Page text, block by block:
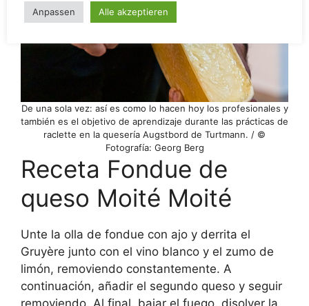
De una sola vez: así es como lo hacen hoy los profesionales y
también es el objetivo de aprendizaje durante las prácticas de
raclette en la quesería Augstbord de Turtmann. / ©
Fotografía: Georg Berg
Receta Fondue de
queso Moité Moité
Unte la olla de fondue con ajo y derrita el
Gruyère junto con el vino blanco y el zumo de
limón, removiendo constantemente. A
continuación, añadir el segundo queso y seguir
privacidad es realizar ajustes en su propio navegador.
Al visitarTellerrand-Stories, usted acepta el uso de
privacidad. Queda prohibida la visita del sitio web
Tellerrand-Stories a quienes no consientan el uso de